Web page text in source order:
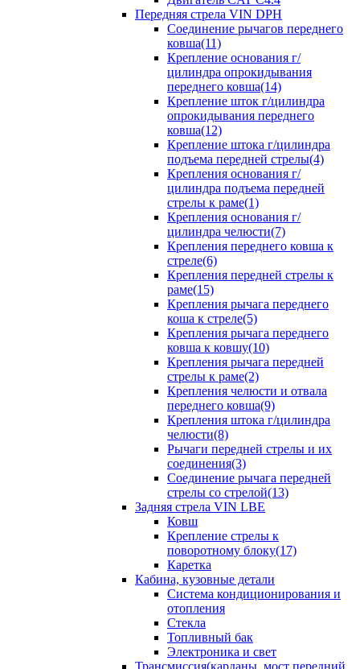
Передняя стрела VIN DPH
Cоединение рычагов переднего
ковша(11)
Крепление основания г/
цилиндра опрокидывания
переднего ковша(14)
Крепление шток г/цилиндра
опрокидывания переднего
ковша(12)
Крепление штока г/цилиндра
подъема передней стрелы(4)
Крепления основания г/
цилиндра подъема передней
стрелы к раме(1)
Крепления основания г/
цилиндра челюсти(7)
Крепления переднего ковша к
стреле(6)
Крепления передней стрелы к
раме(15)
Крепления рычага переднего
коша к стреле(5)
Крепления рычага переднего
ковша к ковшу(10)
Крепления рычага передней
стрелы к раме(2)
Крепления челюсти и отвала
переднего ковша(9)
Крепления штока г/цилиндра
челюсти(8)
Рычаги передней стрелы и их
соединения(3)
Соединение рычага передней
стрелы со стрелой(13)
Задняя стрела VIN LBE
Ковш
Крепление стрелы к
поворотному блоку(17)
Каретка
Кабина, кузовные детали
Система кондиционирования и
отопления
Стекла
Топливный бак
Электроника и свет
Трансмиссия(карданы, мост передний,